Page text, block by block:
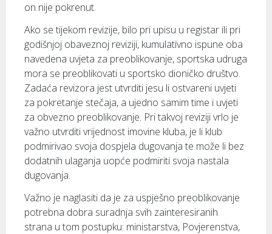
on nije pokrenut.
Ako se tijekom revizije, bilo pri upisu u registar ili pri
godišnjoj obaveznoj reviziji, kumulativno ispune oba
navedena uvjeta za preoblikovanje, sportska udruga
mora se preoblikovati u sportsko dioničko društvo.
Zadaća revizora jest utvrditi jesu li ostvareni uvjeti
za pokretanje stečaja, a ujedno samim time i uvjeti
za obvezno preoblikovanje. Pri takvoj reviziji vrlo je
važno utvrditi vrijednost imovine kluba, je li klub
podmirivao svoja dospjela dugovanja te može li bez
dodatnih ulaganja uopće podmiriti svoja nastala
dugovanja.
Važno je naglasiti da je za uspješno preoblikovanje
potrebna dobra suradnja svih zainteresiranih
strana u tom postupku: ministarstva, Povjerenstva,